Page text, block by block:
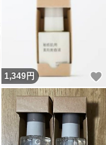
いいね！
1,349円